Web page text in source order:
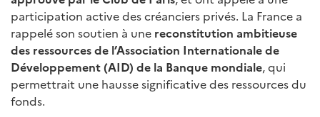
participation active des créanciers privés. La France a
rappelé son soutien à une reconstitution ambitieuse
des ressources de l’Association Internationale de
Développement (AID) de la Banque mondiale, qui
permettrait une hausse significative des ressources du
fonds.